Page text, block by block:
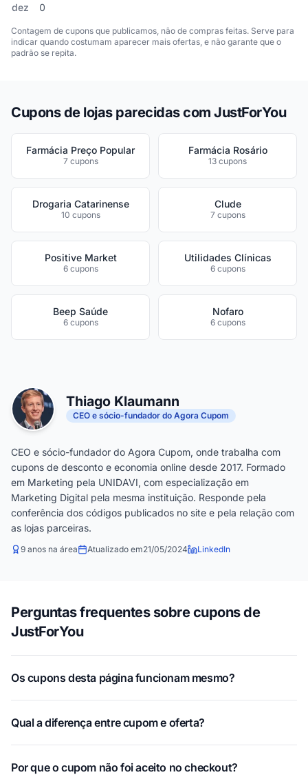
dez 0
Contagem de cupons que publicamos, não de compras feitas. Serve para
indicar quando costumam aparecer mais ofertas, e não garante que o
padrão se repita.
Cupons de lojas parecidas com JustForYou
Farmácia Preço Popular
7 cupons
Farmácia Rosário
13 cupons
Drogaria Catarinense
10 cupons
Clude
7 cupons
Positive Market
6 cupons
Utilidades Clínicas
6 cupons
Beep Saúde
6 cupons
Nofaro
6 cupons
Thiago Klaumann
CEO e sócio-fundador do Agora Cupom
CEO e sócio-fundador do Agora Cupom, onde trabalha com
cupons de desconto e economia online desde 2017. Formado
em Marketing pela UNIDAVI, com especialização em
Marketing Digital pela mesma instituição. Responde pela
conferência dos códigos publicados no site e pela relação com
as lojas parceiras.
9 anos na área Atualizado em21/05/2024 LinkedIn
Perguntas frequentes sobre cupons de
JustForYou
Os cupons desta página funcionam mesmo?
Qual a diferença entre cupom e oferta?
Por que o cupom não foi aceito no checkout?